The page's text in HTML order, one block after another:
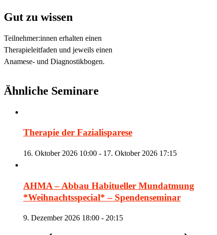
Gut zu wissen
Teilnehmer:innen erhalten einen
Therapieleitfaden und jeweils einen
Anamese- und Diagnostikbogen.
Ähnliche Seminare
Therapie der Fazialisparese
16. Oktober 2026 10:00 - 17. Oktober 2026 17:15
AHMA – Abbau Habitueller Mundatmung
*Weihnachtsspecial* – Spendenseminar
9. Dezember 2026 18:00 - 20:15